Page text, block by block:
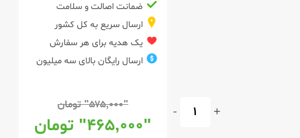
+
-
ضمانت اصالت و سلامت
ارسال سریع به کل کشور
یک هدیه برای هر سفارش
ارسال رایگان بالای سه میلیون
"۵۷۵,۰۰۰" تومان
"۴۶۵,۰۰۰" تومان